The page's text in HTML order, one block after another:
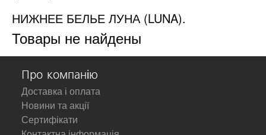
НИЖНЕЕ БЕЛЬЕ ЛУНА (LUNA).
Товары не найдены
Про компанію
Доставка і оплата
Новини та акції
Сертифікати